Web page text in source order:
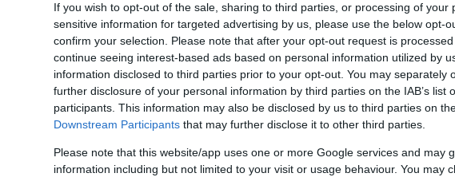
If you wish to opt-out of the sale, sharing to third parties, or processing of your
sensitive information for targeted advertising by us, please use the below opt-
confirm your selection. Please note that after your opt-out request is
continue seeing interest-based ads based on personal information utilized by
information disclosed to third parties prior to your opt-out. You may separately
further disclosure of your personal information by third parties on the IAB’s list
participants. This information may also be disclosed by us to third parties on
Downstream Participants that may further disclose it to other third parties.
Please note that this website/app uses one or more Google services and may
information including but not limited to your visit or usage behaviour. You may